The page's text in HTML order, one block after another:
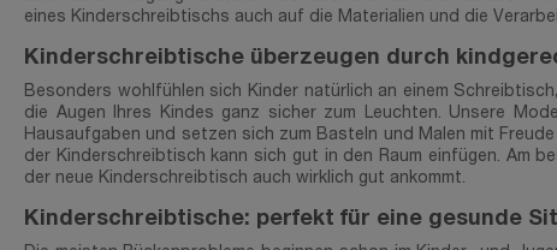
eines Kinderschreibtischs auch auf die Materialien und die
Kinderschreibtische überzeugen durch
Besonders wohlfühlen sich Kinder natürlich an einem
die Augen Ihres Kindes ganz sicher zum Leuchten. Unsere
Hausaufgaben und setzen sich zum Basteln und Malen mit
der Kinderschreibtisch kann sich gut in den Raum einfügen. Am
der neue Kinderschreibtisch auch wirklich gut ankommt.
Kinderschreibtische: perfekt für eine gesunde